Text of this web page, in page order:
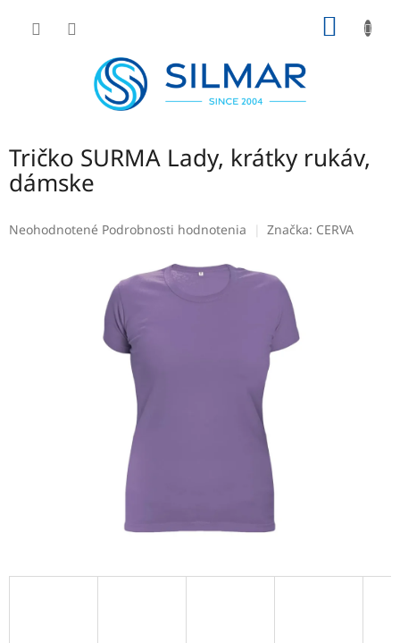
Tričko SURMA Lady, krátky rukáv,
dámske
Priemerné
Neohodnotené Podrobnosti hodnotenia Značka: CERVA